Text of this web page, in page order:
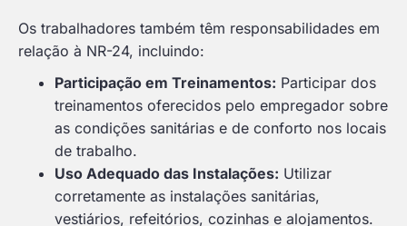
Os trabalhadores também têm responsabilidades em
relação à NR-24, incluindo:
Participação em Treinamentos: Participar dos
treinamentos oferecidos pelo empregador sobre
as condições sanitárias e de conforto nos locais
de trabalho.
Uso Adequado das Instalações: Utilizar
corretamente as instalações sanitárias,
vestiários, refeitórios, cozinhas e alojamentos.